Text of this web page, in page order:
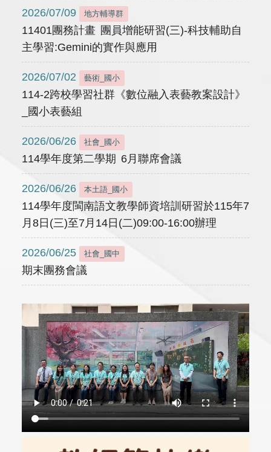
2026/07/09 地方輔導群
11401團務計畫 團員增能研習(三)-科技輔助自
主學習:Gemini的實作與應用
2026/07/02 藝術_國小
114-2跨校學習社群《數位融入表藝教案設計》
_國小表藝組
2026/06/26 社會_國小
114學年度第二學期 6月聯席會議
2026/06/26 本土語_國小
114學年度閩南語文教學師資培訓研習於115年7
月8日(三)至7月14日(二)09:00-16:00辦理
2026/06/25 社會_國中
期末團務會議